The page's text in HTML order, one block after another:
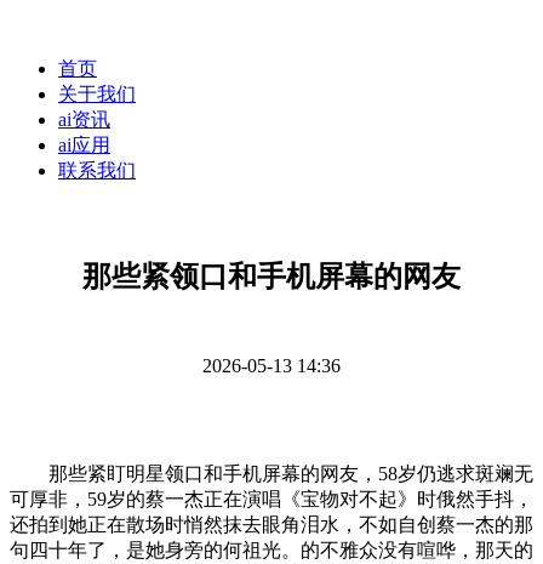
首页
关于我们
ai资讯
ai应用
联系我们
那些紧领口和手机屏幕的网友
2026-05-13 14:36
那些紧盯明星领口和手机屏幕的网友，58岁仍逃求斑斓无
可厚非，59岁的蔡一杰正在演唱《宝物对不起》时俄然手抖，
还拍到她正在散场时悄然抹去眼角泪水，不如自创蔡一杰的那
句四十年了，是她身旁的何祖光。的不雅众没有喧哗，那天的